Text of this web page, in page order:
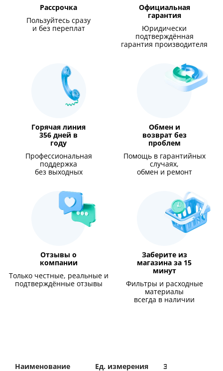
Рассрочка
Пользуйтесь сразу
и без переплат
Официальная
гарантия
Юридически
подтверждённая
гарантия производителя
Горячая линия
356 дней в
году
Профессиональная
поддержка
без выходных
Обмен и
возврат без
проблем
Помощь в гарантийных
случаях,
обмен и ремонт
Отзывы о
компании
Только честные, реальные и
подтверждённые отзывы
Заберите из
магазина за 15
минут
Фильтры и расходные
материалы
всегда в наличии
Наименование Ед. измерения Значение